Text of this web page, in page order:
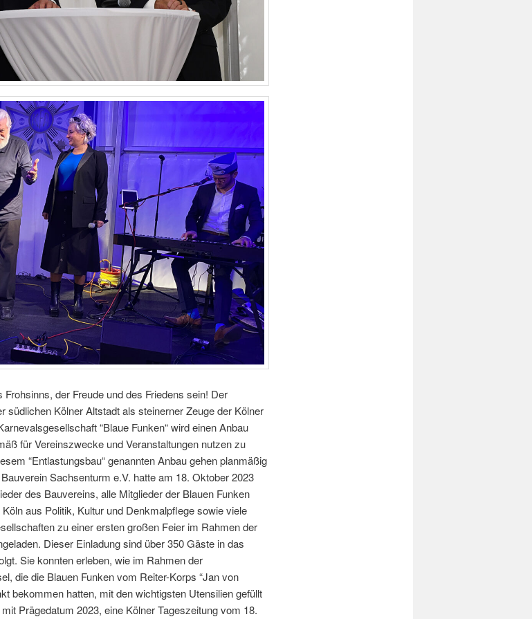
der Freude und des Friedens sein! Der
südlichen Kölner Altstadt als steinerner Zeuge der Kölner
“Blaue Funken“ wird einen Anbau
für Vereinszwecke und Veranstaltungen nutzen zu
“Entlastungsbau“ genannten Anbau gehen planmäßig
Sachsenturm e.V. hatte am 18. Oktober 2023
des Bauvereins, alle Mitglieder der Blauen Funken
aus Politik, Kultur und Denkmalpflege sowie viele
zu einer ersten großen Feier im Rahmen der
Dieser Einladung sind über 350 Gäste in das
Sie konnten erleben, wie im Rahmen der
die die Blauen Funken vom Reiter-Korps “Jan von
bekommen hatten, mit den wichtigsten Utensilien gefüllt
Prägedatum 2023, eine Kölner Tageszeitung vom 18.